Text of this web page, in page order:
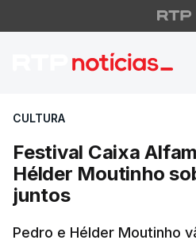
Festival
CULTURA
Festival Caixa
Hélder Moutinho
juntos
Pedro e Hélder Moutinho